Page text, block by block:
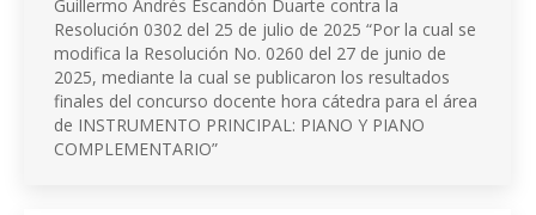
Guillermo Andrés Escandón Duarte contra la
Resolución 0302 del 25 de julio de 2025 “Por la cual se
modifica la Resolución No. 0260 del 27 de junio de
2025, mediante la cual se publicaron los resultados
finales del concurso docente hora cátedra para el área
de INSTRUMENTO PRINCIPAL: PIANO Y PIANO
COMPLEMENTARIO”